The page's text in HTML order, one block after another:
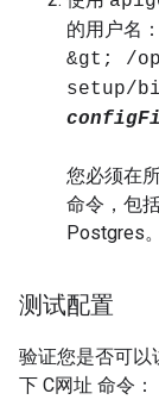
的用户名：
&gt; /
setup/
您必须在
命令，包
Postgres。
测试配置
验证您是否可以
下 C网址 命令：